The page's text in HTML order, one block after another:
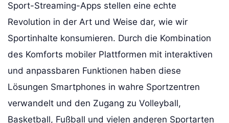
Sport-Streaming-Apps stellen eine echte
Revolution in der Art und Weise dar, wie wir
Sportinhalte konsumieren. Durch die Kombination
des Komforts mobiler Plattformen mit interaktiven
und anpassbaren Funktionen haben diese
Lösungen Smartphones in wahre Sportzentren
verwandelt und den Zugang zu Volleyball,
Basketball, Fußball und vielen anderen Sportarten